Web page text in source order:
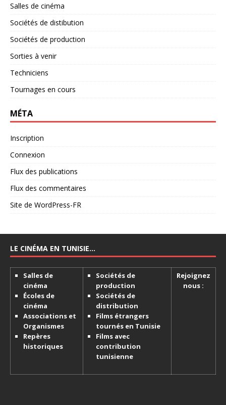
Salles de cinéma
Sociétés de distibution
Sociétés de production
Sorties à venir
Techniciens
Tournages en cours
MÉTA
Inscription
Connexion
Flux des publications
Flux des commentaires
Site de WordPress-FR
LE CINÉMA EN TUNISIE…
Salles de
cinéma
Écoles de
cinéma
Associations et
Organismes
Repères
historiques
Sociétés de
production
Sociétés de
distribution
Films étrangers
tournés en Tunisie
Films avec
contribution
tunisienne
Rejoignez
nous :